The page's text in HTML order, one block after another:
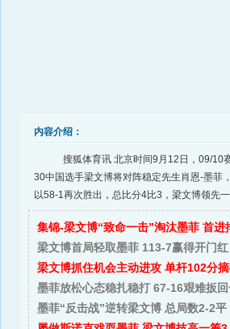
内容介绍：
搜狐体育讯 北京时间9月12日，09/10
30中国选手梁文博将对阵稳定先生肖恩-墨菲
以58-1再次胜出，总比分4比3，梁文博领先一
集锦-梁文博“致命一击”淘汰墨菲 首进
梁文博首局轻取墨菲 113-7赢得开门红
梁文博抓住机会主动进攻 单杆102分
墨菲放松心态稳扎稳打 67-16艰难扳
墨菲“反击战”逆转梁文博 总局数2-2平